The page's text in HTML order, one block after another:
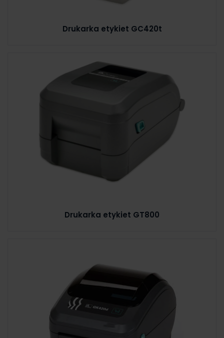
Drukarka etykiet GC420t
Drukarka etykiet GT800